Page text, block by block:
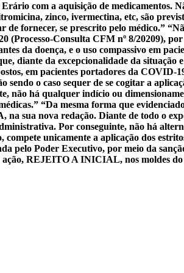
com a aquisição de medicamentos.
zinco, ivermectina, etc, são
de fornecer, se prescrito pelo médico.”
Consulta CFM nº 8/20209),
da doença, e o uso compassivo em
diante da excepcionalidade da
em pacientes portadores da
o caso sequer de se cogitar a
não há qualquer indício ou
“Da mesma forma que
sua nova redação. Diante de todo o
Por conseguinte, não há
unicamente a aplicação dos
pelo Poder Executivo, por meio da
ação, REJEITO A INICIAL, nos moldes